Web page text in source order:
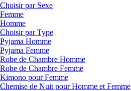
Choisir par Sexe
Femme
Homme
Choisir par Type
Pyjama Homme
Pyjama Femme
Robe de Chambre Homme
Robe de Chambre Femme
Kimono pour Femme
Chemise de Nuit pour Homme et Femme